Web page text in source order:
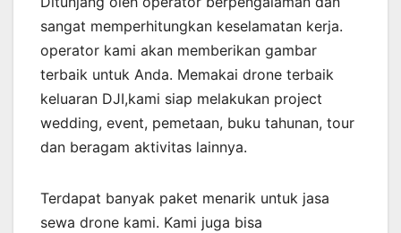
sangat memperhitungkan keselamatan kerja.
operator kami akan memberikan gambar
terbaik untuk Anda. Memakai drone terbaik
keluaran DJI,kami siap melakukan project
wedding, event, pemetaan, buku tahunan, tour
dan beragam aktivitas lainnya.
Terdapat banyak paket menarik untuk jasa
sewa drone kami. Kami juga bisa